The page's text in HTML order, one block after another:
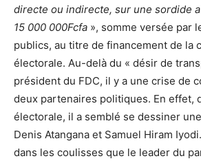
directe ou indirecte, sur une sordide
15 000 000Fcfa », somme versée par
publics, au titre de financement de la
électorale. Au-delà du « désir de
président du FDC, il y a une crise de
deux partenaires politiques. En effet,
électorale, il a semblé se dessiner
Denis Atangana et Samuel Hiram
dans les coulisses que le leader du